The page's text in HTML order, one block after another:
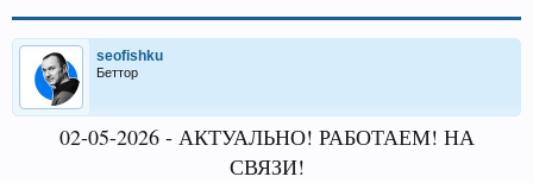
seofishku
Беттор
02-05-2026 - АКТУАЛЬНО! РАБОТАЕМ! НА
СВЯЗИ!